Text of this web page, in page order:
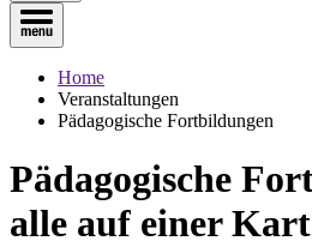
Home
Veranstaltungen
Pädagogische Fortbildungen
Pädagogische
alle auf einer